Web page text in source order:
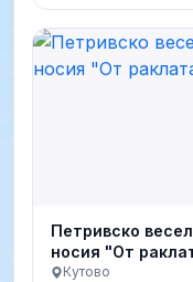
Петривско
носия "От
Кутово